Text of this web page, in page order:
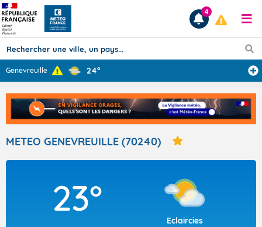
Prévisions
TOUS LES RÉSULTATS
Articles
4
Genevreuille 24°
METEO GENEVREUILLE (70240)
23°
Eclaircies